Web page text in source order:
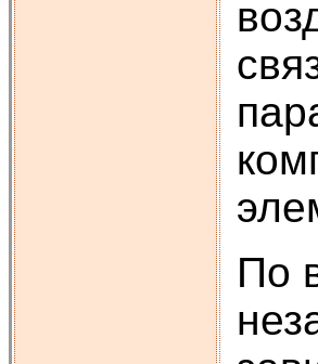
По